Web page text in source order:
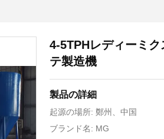
4-5TPHレディーミ
テ製造機
製品の詳細
起源の場所: 鄭州、中国
ブランド名: MG